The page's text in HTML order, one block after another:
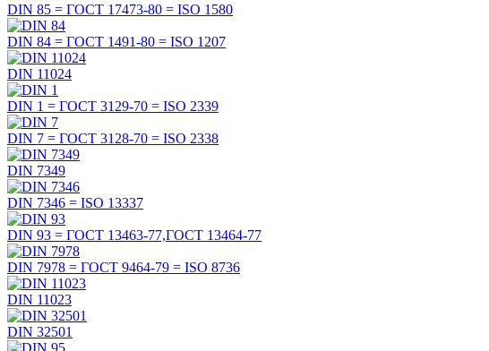
DIN 85 = ГОСТ 17473-80 = ISO 1580
DIN 84 = ГОСТ 1491-80 = ISO 1207
DIN 11024
DIN 1 = ГОСТ 3129-70 = ISO 2339
DIN 7 = ГОСТ 3128-70 = ISO 2338
DIN 7349
DIN 7346 = ISO 13337
DIN 93 = ГОСТ 13463-77,ГОСТ 13464-77
DIN 7978 = ГОСТ 9464-79 = ISO 8736
DIN 11023
DIN 32501